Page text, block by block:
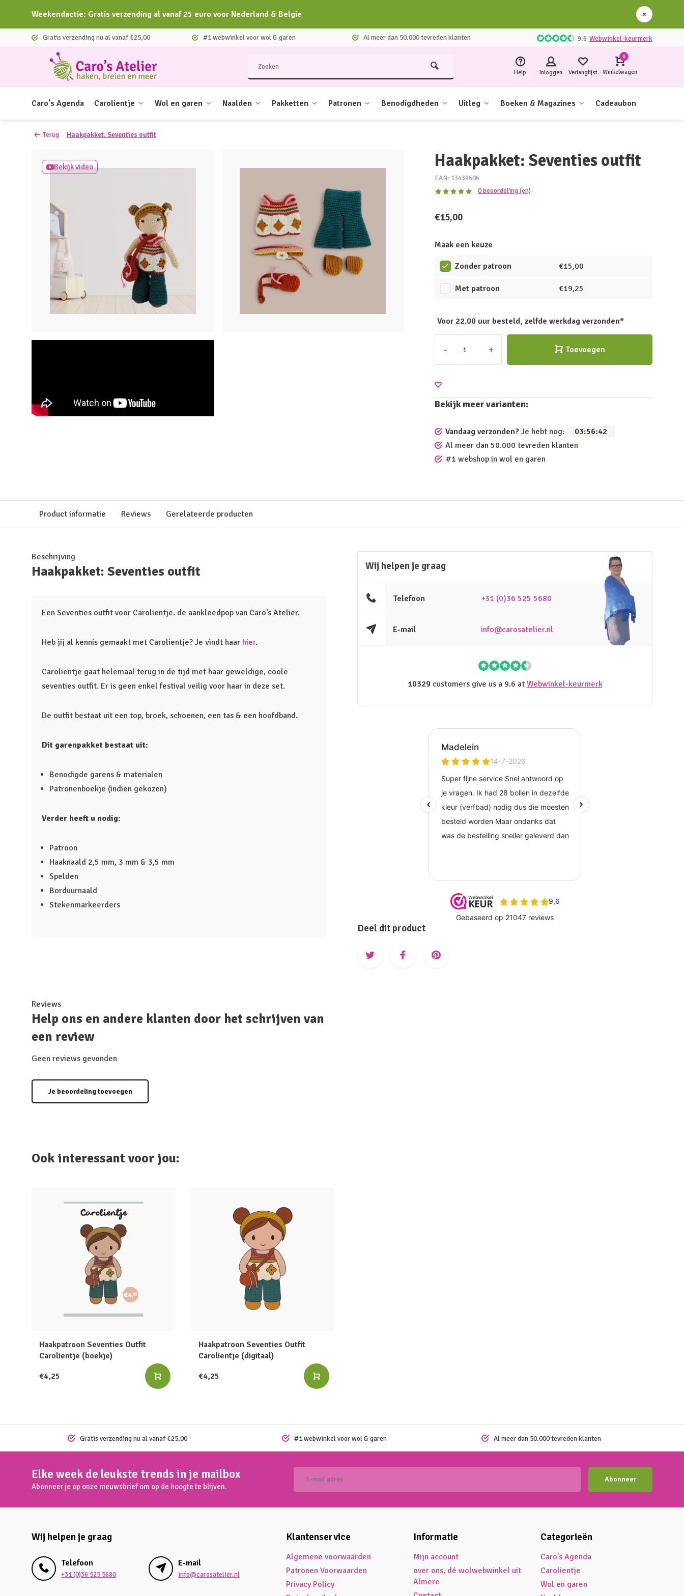
Weekendactie: Gratis verzending al vanaf 25 euro voor Nederland & Belgie
Gratis verzending nu al vanaf €25,00 #1 webwinkel voor wol & garen Al meer dan 50.000 tevreden klanten 9.6 Webwinkel-keurmerk
Help Inloggen Verlanglijst
0
Winkelwagen
Caro's Agenda Carolientje Wol en garen Naalden Pakketten Patronen Benodigdheden Uitleg Boeken & Magazines Cadeaubon
Terug Haakpakket: Seventies outfit
Bekijk video Haakpakket: Seventies outfit
EAN: 13439606
0 beoordeling (en)
€15,00
Maak een keuze
Zonder patroon €15,00
Met patroon €19,25
Voor 22.00 uur besteld, zelfde werkdag verzonden*
- + Toevoegen
Bekijk meer varianten:
Vandaag verzonden? Je hebt nog: 03:56:41
Al meer dan 50.000 tevreden klanten
#1 webshop in wol en garen
Product informatie Reviews Gerelateerde producten
Beschrijving
Haakpakket: Seventies outfit
Een Seventies outfit voor Carolientje. de aankleedpop van Caro’s Atelier.
Heb jij al kennis gemaakt met Carolientje? Je vindt haar hier.
Carolientje gaat helemaal terug in de tijd met haar geweldige, coole
seventies outfit. Er is geen enkel festival veilig voor haar in deze set.
De outfit bestaat uit een top, broek, schoenen, een tas & een hoofdband.
Dit garenpakket bestaat uit:
Benodigde garens & materialen
Patronenboekje (indien gekozen)
Verder heeft u nodig:
Patroon
Haaknaald 2,5 mm, 3 mm & 3,5 mm
Spelden
Borduurnaald
Stekenmarkeerders
Wij helpen je graag
Telefoon +31 (0)36 525 5680
E-mail info@carosatelier.nl
10329customers give us a 9.6 at Webwinkel-keurmerk
Deel dit product
Reviews
Help ons en andere klanten door het schrijven van
een review
Geen reviews gevonden
Je beoordeling toevoegen
Ook interessant voor jou:
Haakpatroon Seventies Outfit
Carolientje (boekje)
€4,25
Haakpatroon Seventies Outfit
Carolientje (digitaal)
€4,25
Gratis verzending nu al vanaf €25,00 #1 webwinkel voor wol & garen Al meer dan 50.000 tevreden klanten
Elke week de leukste trends in je mailbox
Abonneer je op onze nieuwsbrief om op de hoogte te blijven.
Abonneer
Wij helpen je graag
Telefoon
+31 (0)36 525 5680
E-mail
info@carosatelier.nl
Klantenservice
Algemene voorwaarden
Patronen Voorwaarden
Privacy Policy
Informatie
Mijn account
over ons, dé wolwebwinkel uit
Almere
Categorieën
Caro's Agenda
Carolientje
Wol en garen